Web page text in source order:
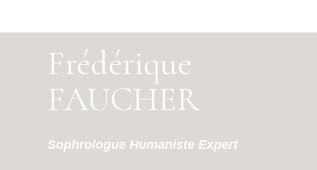
Frédérique
FAUCHER
Sophrologue Humaniste Expert